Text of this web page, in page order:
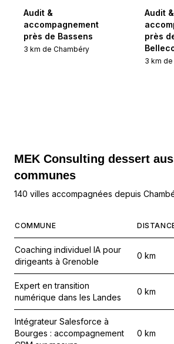
Audit &
accompagnement
près de Bassens
3 km de Chambéry
Audit &
près
3 km de
MEK Consulting dessert
communes
140 villes accompagnées depuis
COMMUNE
Coaching individuel IA pour
dirigeants à Grenoble
0 km
Expert en transition
numérique dans les Landes
0 km
Intégrateur Salesforce à
Bourges : accompagnement
0 km